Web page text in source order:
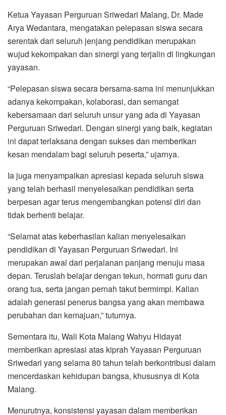
Ketua Yayasan Perguruan Sriwedari Malang, Dr. Made
Arya Wedantara, mengatakan pelepasan siswa secara
serentak dari seluruh jenjang pendidikan merupakan
wujud kekompakan dan sinergi yang terjalin di lingkungan
yayasan.
“Pelepasan siswa secara bersama-sama ini menunjukkan
adanya kekompakan, kolaborasi, dan semangat
kebersamaan dari seluruh unsur yang ada di Yayasan
Perguruan Sriwedari. Dengan sinergi yang baik, kegiatan
ini dapat terlaksana dengan sukses dan memberikan
kesan mendalam bagi seluruh peserta,” ujarnya.
Ia juga menyampaikan apresiasi kepada seluruh siswa
yang telah berhasil menyelesaikan pendidikan serta
berpesan agar terus mengembangkan potensi diri dan
tidak berhenti belajar.
“Selamat atas keberhasilan kalian menyelesaikan
pendidikan di Yayasan Perguruan Sriwedari. Ini
merupakan awal dari perjalanan panjang menuju masa
depan. Teruslah belajar dengan tekun, hormati guru dan
orang tua, serta jangan pernah takut bermimpi. Kalian
adalah generasi penerus bangsa yang akan membawa
perubahan dan kemajuan,” tuturnya.
Sementara itu, Wali Kota Malang Wahyu Hidayat
memberikan apresiasi atas kiprah Yayasan Perguruan
Sriwedari yang selama 80 tahun telah berkontribusi dalam
mencerdaskan kehidupan bangsa, khususnya di Kota
Malang.
Menurutnya, konsistensi yayasan dalam memberikan